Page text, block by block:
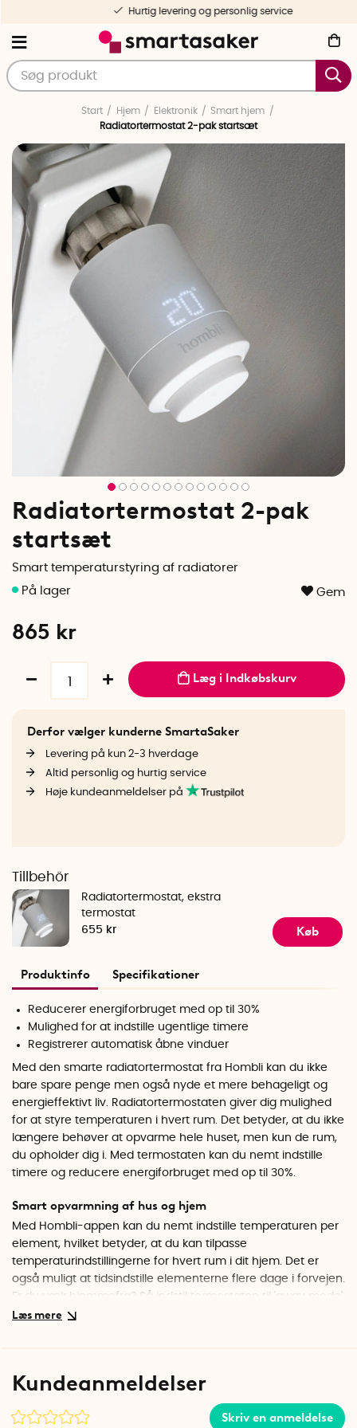
Hurtig levering og personlig service
Start Hjem Elektronik
Smart hjem
Radiatortermostat 2-pak startsæt
Radiatortermostat 2-pak
startsæt
Smart temperaturstyring af radiatorer
Gem
865 kr
Læg i Indkøbskurv
Derfor vælger kunderne SmartaSaker
Levering på kun 2-3 hverdage
Altid personlig og hurtig service
Høje kundeanmeldelser på
Tillbehör
Radiatortermostat, ekstra
termostat
655 kr
Køb
Produktinfo Specifikationer
Reducerer energiforbruget med op til 30%
Mulighed for at indstille ugentlige timere
Registrerer automatisk åbne vinduer
Med den smarte radiatortermostat fra Hombli kan du ikke
bare spare penge men også nyde et mere behageligt og
energieffektivt liv. Radiatortermostaten giver dig mulighed
for at styre temperaturen i hvert rum. Det betyder, at du ikke
længere behøver at opvarme hele huset, men kun de rum,
du opholder dig i. Med termostaten kan du nemt indstille
timere og reducere energiforbruget med op til 30%.
Smart opvarmning af hus og hjem
Med Hombli-appen kan du nemt indstille temperaturen per
element, hvilket betyder, at du kan tilpasse
temperaturindstillingerne for hvert rum i dit hjem. Det er
også muligt at tidsindstille elementerne flere dage i forvejen.
Er du væk hjemmefra? Så indstil termostaten til 'away mode'
for at holde temperaturen nede.
ved åbne vinduer eller døre og sætter automatisk
opvarmningen på pause for at forhindre unødvendigt
energiforbrug.
Kundeanmeldelser
Skriv en anmeldelse